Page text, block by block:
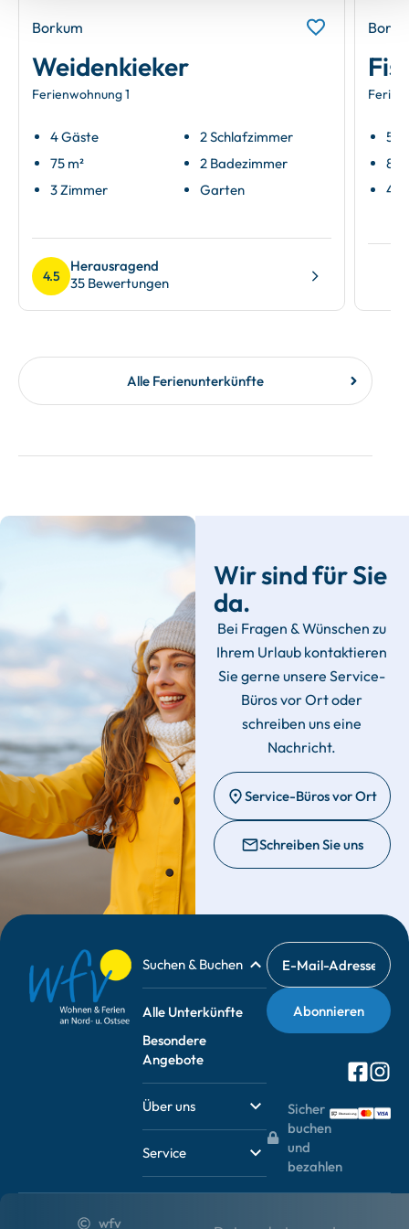
Borkum
Weidenkieker
Ferienwohnung 1
4 Gäste
75 m²
3 Zimmer
2 Schlafzimmer
2 Badezimmer
Garten
4.5
Herausragend
35 Bewertungen
5
80
4
Alle Ferienunterkünfte
Wir sind für Sie
da.
Bei Fragen & Wünschen zu
Ihrem Urlaub kontaktieren
Sie gerne unsere Service-
Büros vor Ort oder
schreiben uns eine
Nachricht.
Service-Büros vor Ort
Schreiben Sie uns
Suchen & Buchen
Alle Unterkünfte
Besondere
Angebote
Über uns
Service
Sicher
buchen
und
bezahlen
wfv